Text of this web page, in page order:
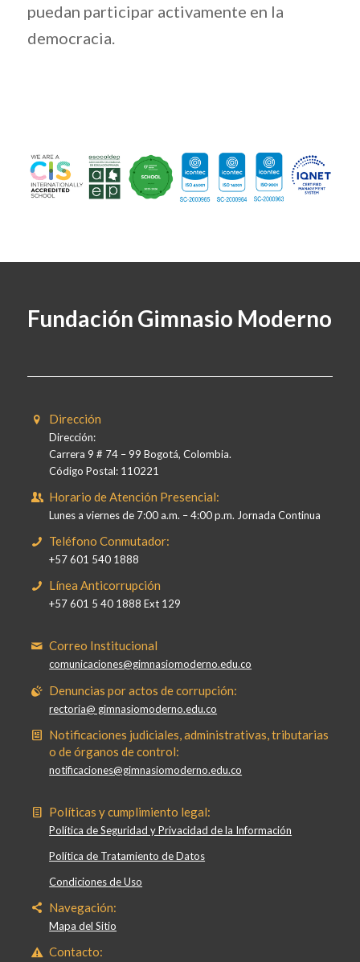
puedan participar activamente en la
democracia.
Fundación Gimnasio Moderno
Dirección
Dirección:
Carrera 9 # 74 – 99 Bogotá, Colombia.
Código Postal: 110221
Horario de Atención Presencial:
Lunes a viernes de 7:00 a.m. – 4:00 p.m. Jornada Continua
Teléfono Conmutador:
+57 601 540 1888
Línea Anticorrupción
+57 601 5 40 1888 Ext 129
Correo Institucional
comunicaciones@gimnasiomoderno.edu.co
Denuncias por actos de corrupción:
rectoria@ gimnasiomoderno.edu.co
Notificaciones judiciales, administrativas, tributarias
o de órganos de control:
notificaciones@gimnasiomoderno.edu.co
Políticas y cumplimiento legal:
Política de Seguridad y Privacidad de la Información
Política de Tratamiento de Datos
Condiciones de Uso
Navegación:
Mapa del Sitio
Contacto: